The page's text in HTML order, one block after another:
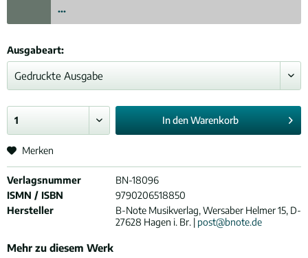
...
Ausgabeart:
In denWarenkorb
Merken
Verlagsnummer
BN-18096
ISMN / ISBN
9790206518850
Hersteller
B-Note Musikverlag, Wersaber Helmer 15, D-
27628 Hagen i. Br. | post@bnote.de
Mehr zu diesem Werk